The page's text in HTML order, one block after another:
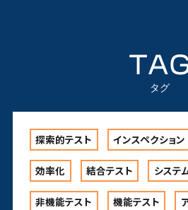
タグ
探索的テスト インスペクション
効率化 結合テスト システ
非機能テスト 機能テスト